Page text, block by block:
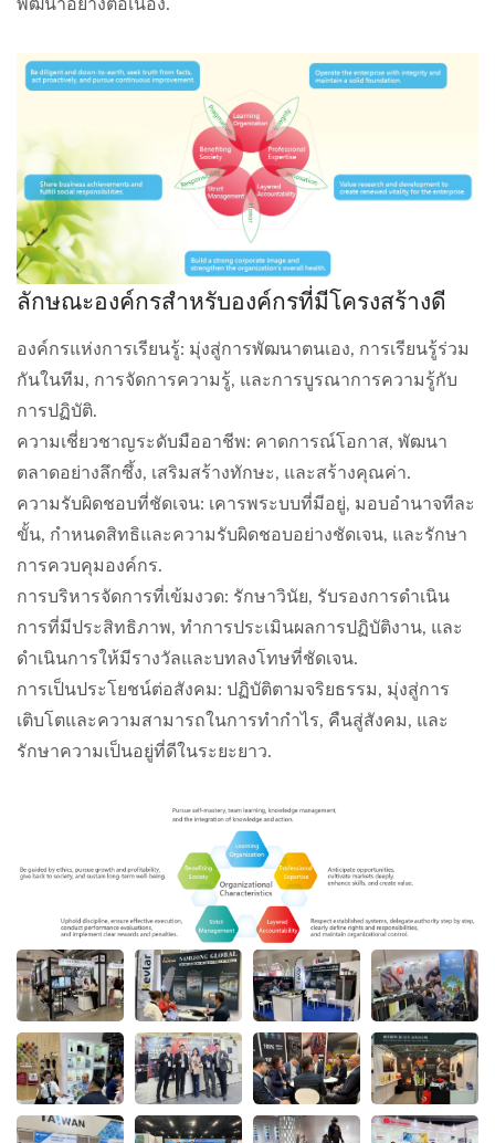
พัฒนาอย่างต่อเนื่อง.
ลักษณะองค์กรสำหรับองค์กรที่มีโครงสร้างดี
องค์กรแห่งการเรียนรู้: มุ่งสู่การพัฒนาตนเอง, การเรียนรู้ร่วม
กันในทีม, การจัดการความรู้, และการบูรณาการความรู้กับ
การปฏิบัติ.
ความเชี่ยวชาญระดับมืออาชีพ: คาดการณ์โอกาส, พัฒนา
ตลาดอย่างลึกซึ้ง, เสริมสร้างทักษะ, และสร้างคุณค่า.
ความรับผิดชอบที่ชัดเจน: เคารพระบบที่มีอยู่, มอบอำนาจทีละ
ขั้น, กำหนดสิทธิและความรับผิดชอบอย่างชัดเจน, และรักษา
การควบคุมองค์กร.
การบริหารจัดการที่เข้มงวด: รักษาวินัย, รับรองการดำเนิน
การที่มีประสิทธิภาพ, ทำการประเมินผลการปฏิบัติงาน, และ
ดำเนินการให้มีรางวัลและบทลงโทษที่ชัดเจน.
การเป็นประโยชน์ต่อสังคม: ปฏิบัติตามจริยธรรม, มุ่งสู่การ
เติบโตและความสามารถในการทำกำไร, คืนสู่สังคม, และ
รักษาความเป็นอยู่ที่ดีในระยะยาว.